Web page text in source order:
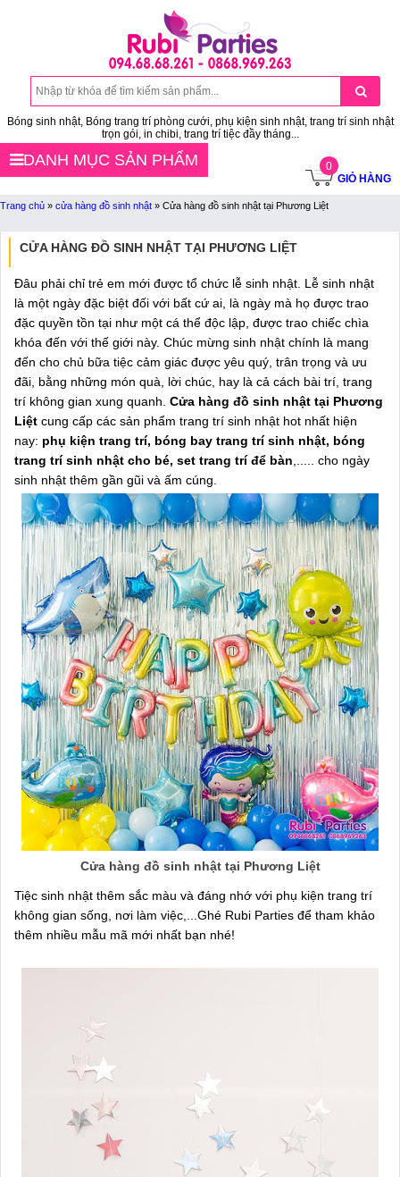
Bóng sinh nhật, Bóng trang trí phòng cưới, phụ kiện sinh nhật, trang trí sinh nhật
trọn gói, in chibi, trang trí tiệc đầy tháng...
0
GIỎ HÀNG
DANH MỤC SẢN PHẨM
Trang chủ » cửa hàng đồ sinh nhật » Cửa hàng đồ sinh nhật tại Phương Liệt
CỬA HÀNG ĐỒ SINH NHẬT TẠI PHƯƠNG LIỆT
Đâu phải chỉ trẻ em mới được tổ chức lễ sinh nhật. Lễ sinh nhật
là một ngày đặc biệt đối với bất cứ ai, là ngày mà họ được trao
đặc quyền tồn tại như một cá thể độc lập, được trao chiếc chìa
khóa đến với thế giới này. Chúc mừng sinh nhật chính là mang
đến cho chủ bữa tiệc cảm giác được yêu quý, trân trọng và ưu
đãi, bằng những món quà, lời chúc, hay là cả cách bài trí, trang
trí không gian xung quanh. Cửa hàng đồ sinh nhật tại Phương
Liệt cung cấp các sản phẩm trang trí sinh nhật hot nhất hiện
nay: phụ kiện trang trí, bóng bay trang trí sinh nhật, bóng
trang trí sinh nhật cho bé, set trang trí để bàn ,..... cho ngày
sinh nhật thêm gần gũi và ấm cúng.
Cửa hàng đồ sinh nhật tại Phương Liệt
Tiệc sinh nhật thêm sắc màu và đáng nhớ với phụ kiện trang trí
không gian sống, nơi làm việc,...Ghé Rubi Parties để tham khảo
thêm nhiều mẫu mã mới nhất bạn nhé!